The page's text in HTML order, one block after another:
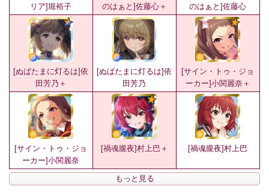
リア]堀裕子
のはぁと]佐藤心＋
のはぁと]佐藤心
[ぬばたまに灯るは]依
田芳乃＋
[ぬばたまに灯るは]依
田芳乃
[サイン・トゥ・ジョ
ーカー]小関麗奈＋
[サイン・トゥ・ジョ
ーカー]小関麗奈
[禍魂朧夜]村上巴＋ [禍魂朧夜]村上巴
もっと見る